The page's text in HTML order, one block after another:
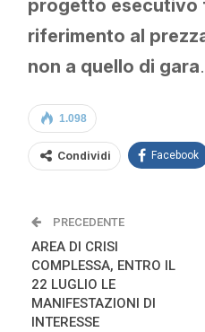
progetto esecutivo
riferimento al
non a quello di gara.
1.098
Condividi Facebook
PRECEDENTE
AREA DI CRISI
COMPLESSA, ENTRO IL
22 LUGLIO LE
MANIFESTAZIONI DI
INTERESSE